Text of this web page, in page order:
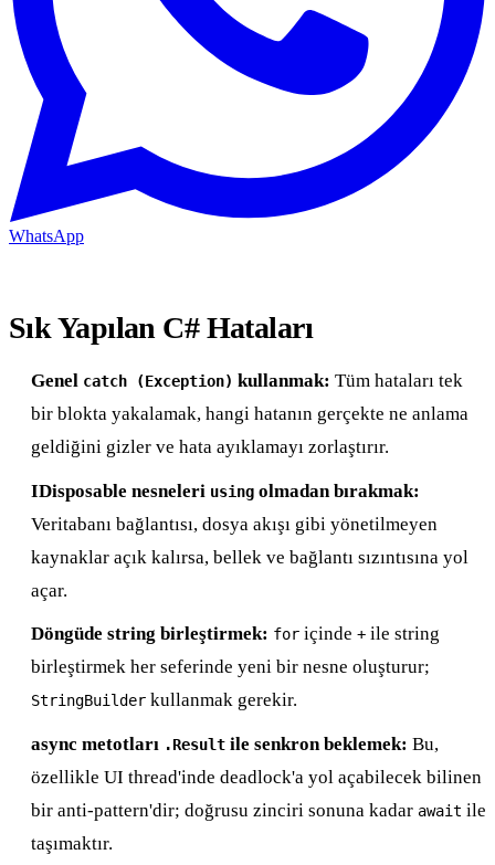
WhatsApp
Sık Yapılan C# Hataları
Genel catch (Exception) kullanmak: Tüm hataları tek
bir blokta yakalamak, hangi hatanın gerçekte ne anlama
geldiğini gizler ve hata ayıklamayı zorlaştırır.
IDisposable nesneleri using olmadan bırakmak:
Veritabanı bağlantısı, dosya akışı gibi yönetilmeyen
kaynaklar açık kalırsa, bellek ve bağlantı sızıntısına yol
açar.
Döngüde string birleştirmek: for içinde + ile string
birleştirmek her seferinde yeni bir nesne oluşturur;
StringBuilder kullanmak gerekir.
async metotları .Result ile senkron beklemek: Bu,
özellikle UI thread'inde deadlock'a yol açabilecek bilinen
bir anti-pattern'dir; doğrusu zinciri sonuna kadar await ile
taşımaktır.